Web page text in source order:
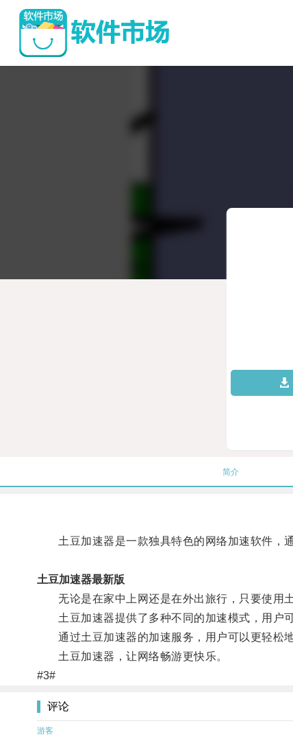
简介
土豆加速器是一款独具特色的网络加速软件，通
土豆加速器最新版
无论是在家中上网还是在外出旅行，只要使用土
土豆加速器提供了多种不同的加速模式，用户可
通过土豆加速器的加速服务，用户可以更轻松地
土豆加速器，让网络畅游更快乐。
#3#
评论
游客